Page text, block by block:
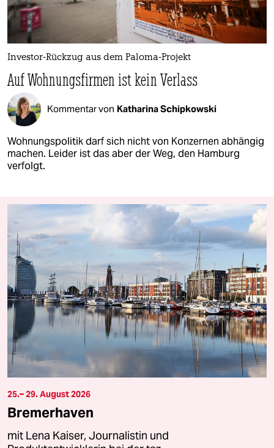
Investor-Rückzug aus dem Paloma-Projekt
Auf Wohnungsfirmen ist kein Verlass
Kommentar von Katharina Schipkowski
Wohnungspolitik darf sich nicht von Konzernen abhängig
machen. Leider ist das aber der Weg, den Hamburg
verfolgt.
25.– 29. August 2026
Bremerhaven
mit Lena Kaiser, Journalistin und